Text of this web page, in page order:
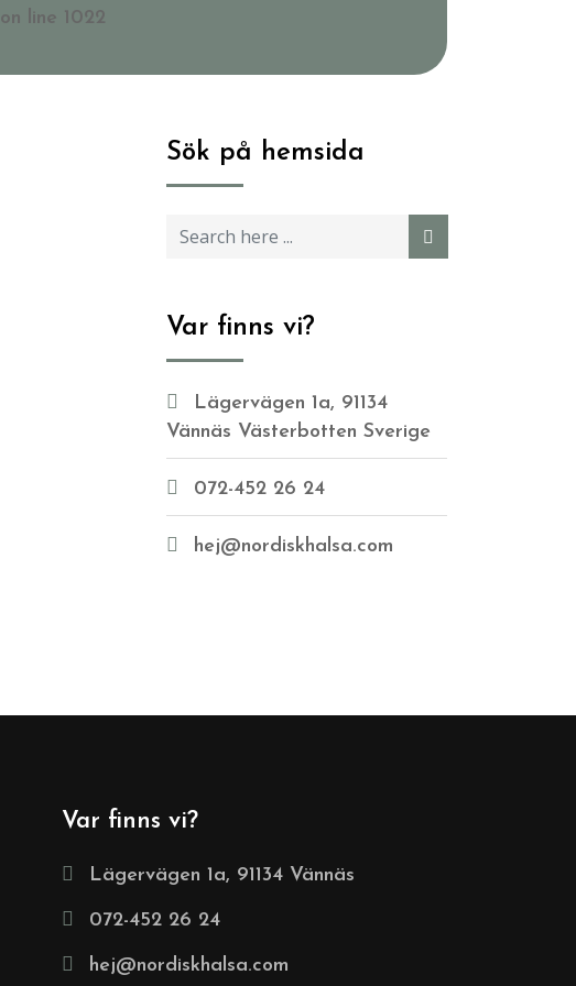
on line 1022
Sök på hemsida
Var finns vi?
Lägervägen 1a, 91134
Vännäs Västerbotten Sverige
072-452 26 24
hej@nordiskhalsa.com
Var finns vi?
Lägervägen 1a, 91134 Vännäs
072-452 26 24
hej@nordiskhalsa.com